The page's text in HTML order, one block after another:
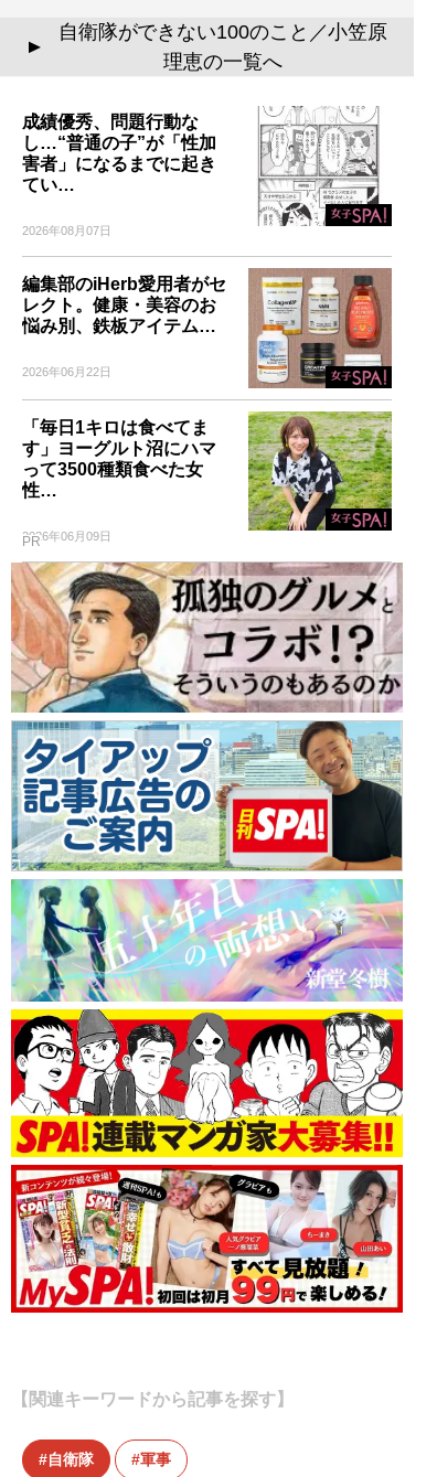
▲
自衛隊ができない100のこと／小笠原
理恵の一覧へ
成績優秀、問題行動な
し…“普通の子”が「性加
害者」になるまでに起き
てい…
2026年08月07日
編集部のiHerb愛用者がセ
レクト。健康・美容のお
悩み別、鉄板アイテム…
2026年06月22日
「毎日1キロは食べてま
す」ヨーグルト沼にハマ
って3500種類食べた女
性…
2026年06月09日
PR
【関連キーワードから記事を探す】
自衛隊 軍事